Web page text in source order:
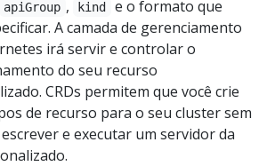
apiGroup , kind
e o formato que
A camada de gerenciamento
irá servir e controlar o
do seu recurso
CRDs permitem que você crie
de recurso para o seu cluster sem
e executar um servidor da